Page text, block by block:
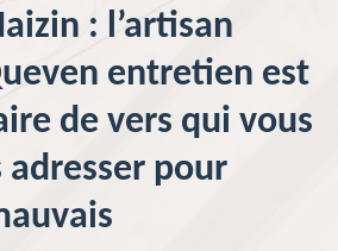
: l’artisan
entretien est
de vers qui vous
adresser pour